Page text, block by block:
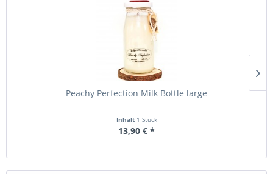
Peachy Perfection Milk Bottle large
Inhalt 1 Stück
13,90 € *